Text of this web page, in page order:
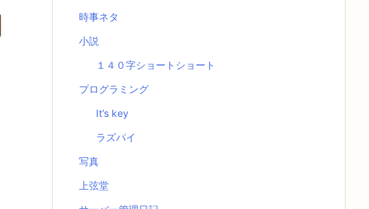
時事ネタ
小説
１４０字ショートショート
プログラミング
It’s key
ラズパイ
写真
上弦堂